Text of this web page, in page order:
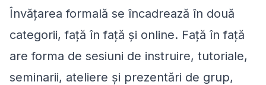
Învățarea formală se încadrează în două
categorii, față în față și online. Față în față
are forma de sesiuni de instruire, tutoriale,
seminarii, ateliere și prezentări de grup,